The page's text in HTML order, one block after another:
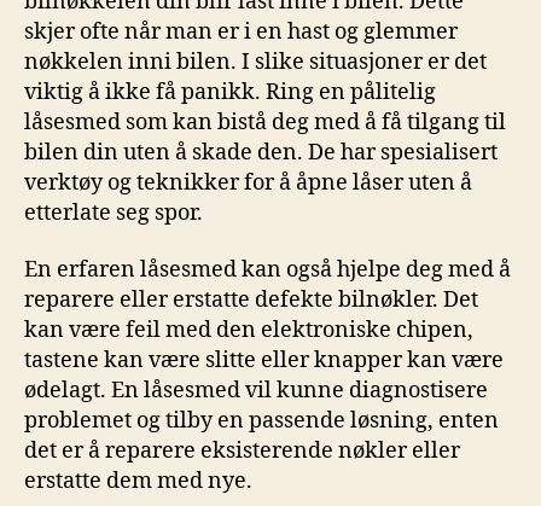
skjer‍ ofte ⁢når man er i ‍en ‌hast og ​glemmer‌
nøkkelen inni bilen.​ I slike situasjoner er⁢ det
⁢viktig å ikke⁣ få panikk. ‌Ring en pålitelig
låsesmed som kan bistå ⁣deg med å få tilgang til
bilen din⁢ uten å‍ skade den. De har spesialisert
verktøy og teknikker for å åpne låser uten å
etterlate ‌seg ‍spor.
En erfaren låsesmed ⁢kan også hjelpe​ deg med ⁤å
reparere eller erstatte defekte bilnøkler. ⁣Det
kan være feil med den elektroniske chipen,
tastene kan være slitte eller knapper kan være
⁤ødelagt. En låsesmed vil kunne ‍diagnostisere
problemet og tilby en ⁢passende løsning, ⁢enten
⁤det er​ å reparere eksisterende nøkler eller
erstatte⁤ dem med‌ nye.